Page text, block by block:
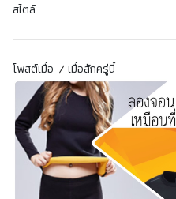
สไตล์
โพสต์เมื่อ เมื่อสักครู่นี้